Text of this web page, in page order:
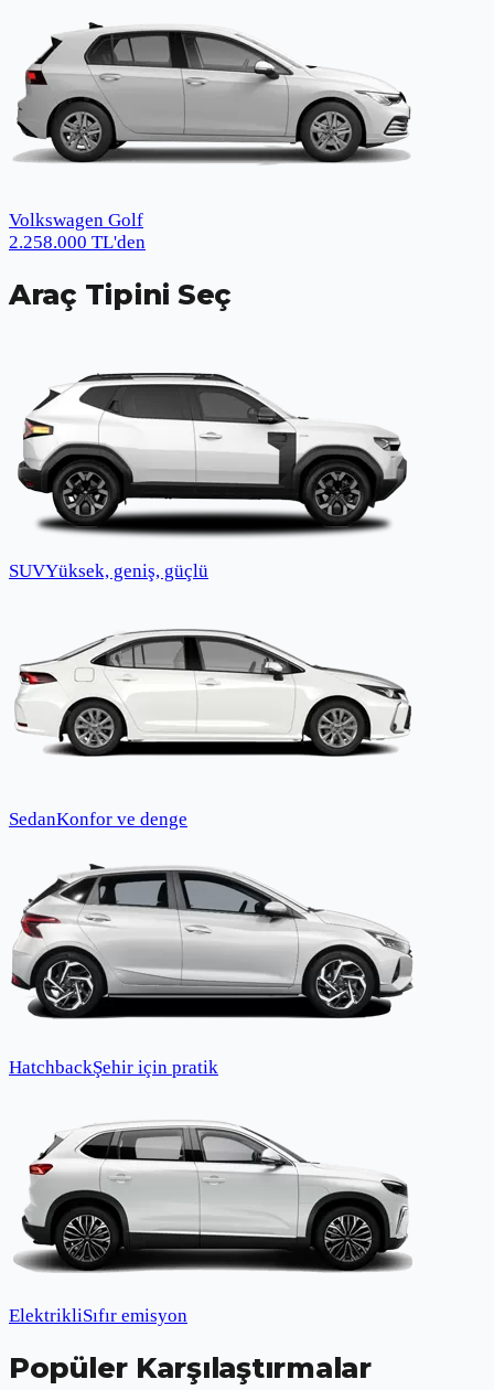
Volkswagen Golf
2.258.000 TL'den
Araç Tipini Seç
SUVYüksek, geniş, güçlü
SedanKonfor ve denge
HatchbackŞehir için pratik
ElektrikliSıfır emisyon
Popüler Karşılaştırmalar